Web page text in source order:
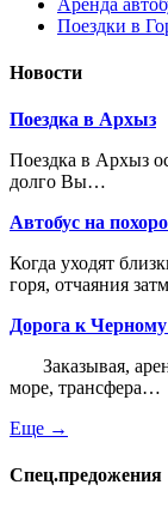
Поездки в
Новости
Поездка в Архыз
Поездка в Архыз
долго Вы…
Автобус на
Когда уходят
горя, отчаяния
Дорога к
Заказывая,
море, трансфера…
Еще →
Спец.предожения